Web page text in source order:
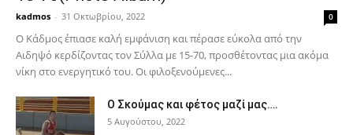
kadmos - 31 Οκτωβρίου, 2022 0
Ο Κάδμος έπιασε καλή εμφάνιση και πέρασε εύκολα από την
Αιδηψό κερδίζοντας τον Σύλλα με 15-70, προσθέτοντας μια ακόμα
νίκη στο ενεργητικό του. Οι φιλοξενούμενες...
Ο Σκούμας και φέτος μαζί μας….
5 Αυγούστου, 2022